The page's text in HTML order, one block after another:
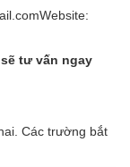
tư vấn ngay
Các trường bắt